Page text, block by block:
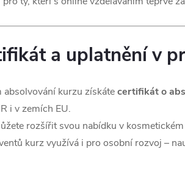
a uplatnění v
absolvování kurzu získátecertifikát o
i v zemích EU.
rozšířit svou nabídku v
kurz využívá i pro osobní rozvoj –